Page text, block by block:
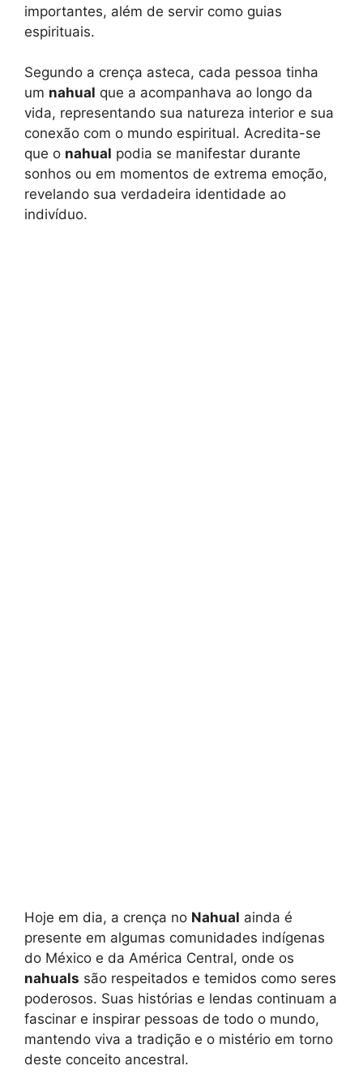
importantes, além de servir como guias
espirituais.
Segundo a crença asteca, cada pessoa tinha
um nahual que a acompanhava ao longo da
vida, representando sua natureza interior e sua
conexão com o mundo espiritual. Acredita-se
que o nahual podia se manifestar durante
sonhos ou em momentos de extrema emoção,
revelando sua verdadeira identidade ao
indivíduo.
Hoje em dia, a crença no Nahual ainda é
presente em algumas comunidades indígenas
do México e da América Central, onde os
nahuals são respeitados e temidos como seres
poderosos. Suas histórias e lendas continuam a
fascinar e inspirar pessoas de todo o mundo,
mantendo viva a tradição e o mistério em torno
deste conceito ancestral.